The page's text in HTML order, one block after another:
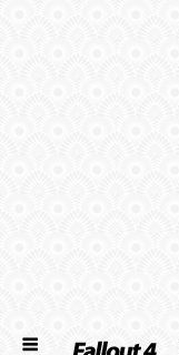
ФОТО